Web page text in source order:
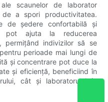
scaunelor de laborator
a spori productivitatea.
de ședere confortabilă și
pot ajuta la reducerea
permițând indivizilor să se
perioade mai lungi de
și concentrare pot duce la
și eficiență, beneficiind în
cât și laboratorului în